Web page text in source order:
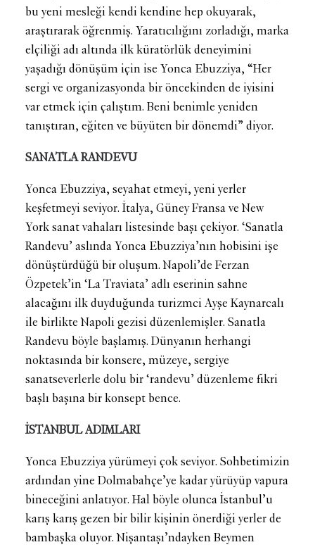
bu yeni mesleği kendi kendine hep okuyarak,
araştırarak öğrenmiş. Yaratıcılığını zorladığı, marka
elçiliği adı altında ilk küratörlük deneyimini
yaşadığı dönüşüm için ise Yonca Ebuzziya, “Her
sergi ve organizasyonda bir öncekinden de iyisini
var etmek için çalıştım. Beni benimle yeniden
tanıştıran, eğiten ve büyüten bir dönemdi” diyor.
SANATLA RANDEVU
Yonca Ebuzziya, seyahat etmeyi, yeni yerler
keşfetmeyi seviyor. İtalya, Güney Fransa ve New
York sanat vahaları listesinde başı çekiyor. ‘Sanatla
Randevu’ aslında Yonca Ebuzziya’nın hobisini işe
dönüştürdüğü bir oluşum. Napoli’de Ferzan
Özpetek’in ‘La Traviata’ adlı eserinin sahne
alacağını ilk duyduğunda turizmci Ayşe Kaynarcalı
ile birlikte Napoli gezisi düzenlemişler. Sanatla
Randevu böyle başlamış. Dünyanın herhangi
noktasında bir konsere, müzeye, sergiye
sanatseverlerle dolu bir ‘randevu’ düzenleme fikri
başlı başına bir konsept bence.
İSTANBUL ADIMLARI
Yonca Ebuzziya yürümeyi çok seviyor. Sohbetimizin
ardından yine Dolmabahçe’ye kadar yürüyüp vapura
bineceğini anlatıyor. Hal böyle olunca İstanbul’u
karış karış gezen bir bilir kişinin önerdiği yerler de
bambaşka oluyor. Nişantaşı’ndayken Beymen